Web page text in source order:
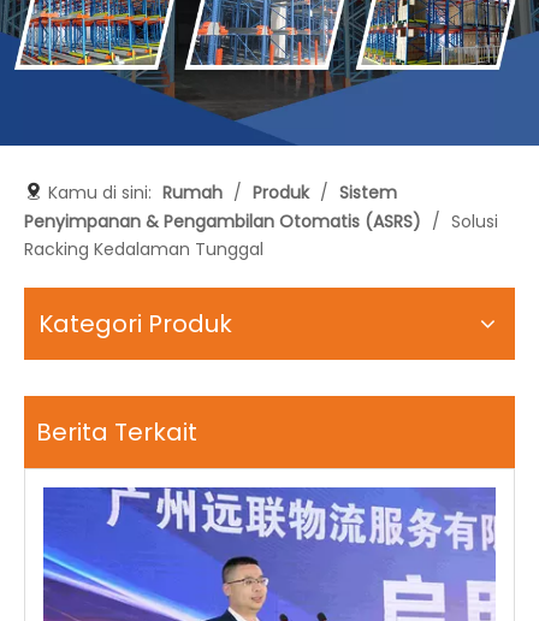
Kamu di sini: Rumah / Produk / Sistem
Penyimpanan & Pengambilan Otomatis (ASRS) / Solusi
Racking Kedalaman Tunggal
Kategori Produk
Berita Terkait